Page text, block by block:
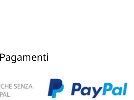
Pagamenti